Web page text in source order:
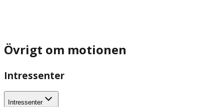
Övrigt om motionen
Intressenter
Intressenter